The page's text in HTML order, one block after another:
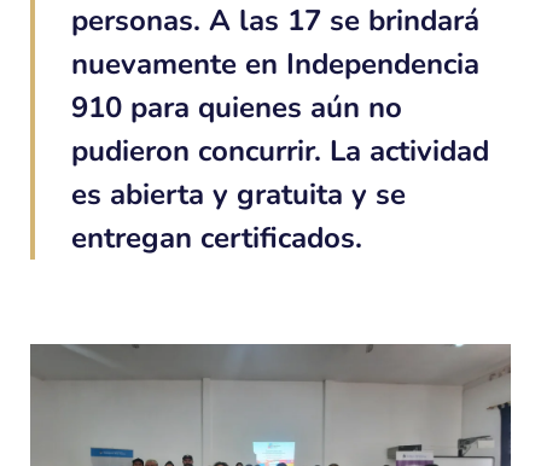
personas. A las 17 se brindará
nuevamente en Independencia
910 para quienes aún no
pudieron concurrir. La actividad
es abierta y gratuita y se
entregan certificados.